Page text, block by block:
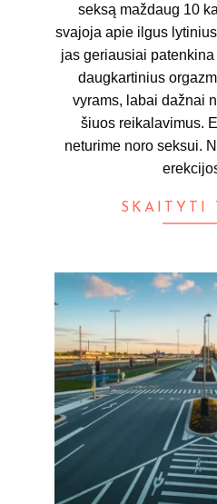
seksą maždaug 10
svajoja apie ilgus
jas geriausiai
daugkartinius
vyrams, labai dažnai
šiuos reikalavimus.
neturime noro seksui.
SKAITYTI